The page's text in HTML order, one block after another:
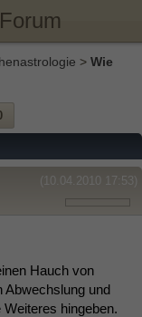
> Wie
(10.04.2010 17:53)
Hauch von
Abwechslung und
hingeben.